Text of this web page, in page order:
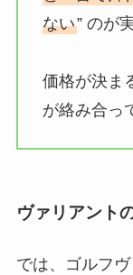
ない” のが
価格が決ま
が絡み合っ
ヴァリアント
では、ゴルフ